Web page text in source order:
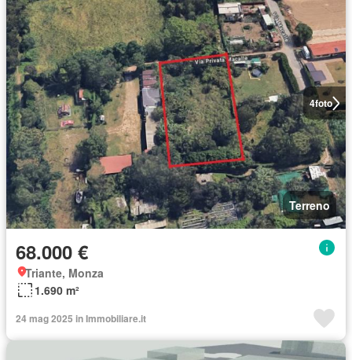
4foto
Terreno
68.000 €
Triante, Monza
1.690 m²
24 mag 2025 in Immobiliare.it